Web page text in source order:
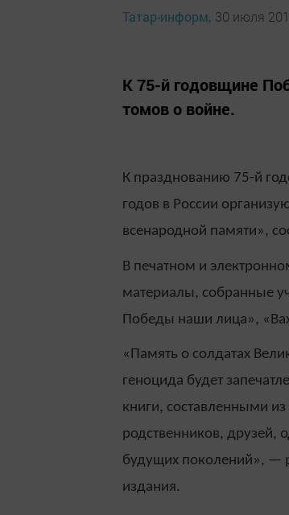
Татар-информ, 30 июля
К 75-й годовщине
томов о войне.
К празднованию 75-й
годов в России
всенародной памяти»,
В печатном и
материалы, собранные
Победы наши лица»,
«Память о солдатах
геноцида будет
книги, составленными
родственников, друзей,
будущих поколений», —
издания.